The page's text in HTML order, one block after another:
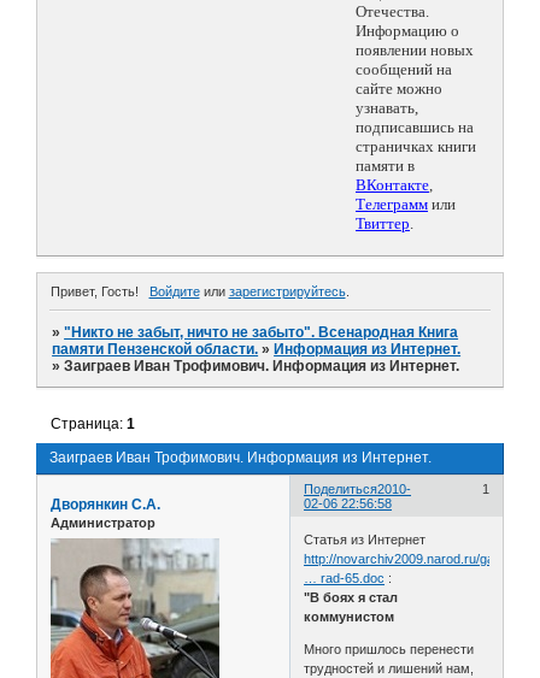
Отечества.
Информацию о
появлении новых
сообщений на
сайте можно
узнавать,
подписавшись на
страничках книги
памяти в
ВКонтакте,
Телеграмм или
Твиттер.
Привет, Гость! Войдитеили зарегистрируйтесь.
»"Никто не забыт, ничто не забыто". Всенародная Книга
памяти Пензенской области. » Информация из Интернет.
»Заиграев Иван Трофимович. Информация из Интернет.
Заиграев Иван Трофимович. Информация из Интернет.
Страница:1
Поделиться 1
2010-
02-06 22:56:58
Дворянкин С.А.
Администратор
Статья из Интернет
http://novarchiv2009.narod.ru/ganino/do
… rad-65.doc :
"В боях я стал
коммунистом
Много пришлось перенести
трудностей и лишений нам,